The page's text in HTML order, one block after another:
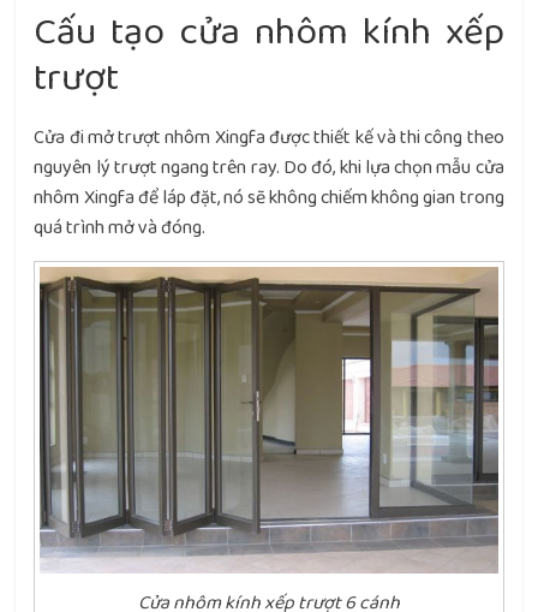
Cấu tạo cửa nhôm kính xếp
trượt
Cửa đi mở trượt nhôm Xingfa được thiết kế và thi công theo
nguyên lý trượt ngang trên ray. Do đó, khi lựa chọn mẫu cửa
nhôm Xingfa để láp đặt, nó sẽ không chiếm không gian trong
quá trình mở và đóng.
Cửa nhôm kính xếp trượt 6 cánh